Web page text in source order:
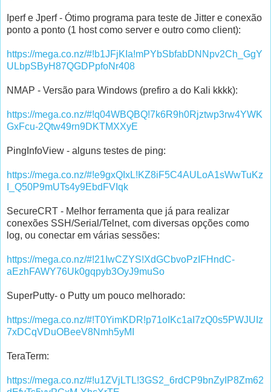
Iperf e Jperf - Ótimo programa para teste de Jitter e conexão
ponto a ponto (1 host como server e outro como client):
https://mega.co.nz/#!b1JFjKIa!mPYbSbfabDNNpv2Ch_GgY
ULbpSByH87QGDPpfoNr408
NMAP - Versão para Windows (prefiro a do Kali kkkk):
https://mega.co.nz/#!q04WBQBQ!7k6R9h0Rjztwp3rw4YWK
GxFcu-2Qtw49rn9DKTMXXyE
PingInfoView - alguns testes de ping:
https://mega.co.nz/#!e9gxQIxL!KZ8iF5C4AULoA1sWwTuKz
I_Q50P9mUTs4y9EbdFVIqk
SecureCRT - Melhor ferramenta que já para realizar
conexões SSH/Serial/Telnet, com diversas opções como
log, ou conectar em várias sessões:
https://mega.co.nz/#!21IwCZYS!XdGCbvoPzIFHndC-
aEzhFAWY76Uk0gqpyb3OyJ9muSo
SuperPutty- o Putty um pouco melhorado:
https://mega.co.nz/#!T0YimKDR!p71oIKc1aI7zQ0s5PWJUIz
7xDCqVDuOBeeV8Nmh5yMI
TeraTerm:
https://mega.co.nz/#!u1ZVjLTL!3GS2_6rdCP9bnZyIP8Zm62